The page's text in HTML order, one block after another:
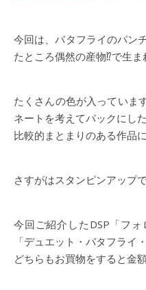
今回は、バタフライのパン
たところ偶然の産物⁉で生ま
たくさんの色が入っていま
ネートを考えてパックにし
比較的まとまりのある作品
さすがはスタンピンアップ
今回ご紹介したDSP「フ
「デュエット・バタフライ
どちらもお買物をすると金